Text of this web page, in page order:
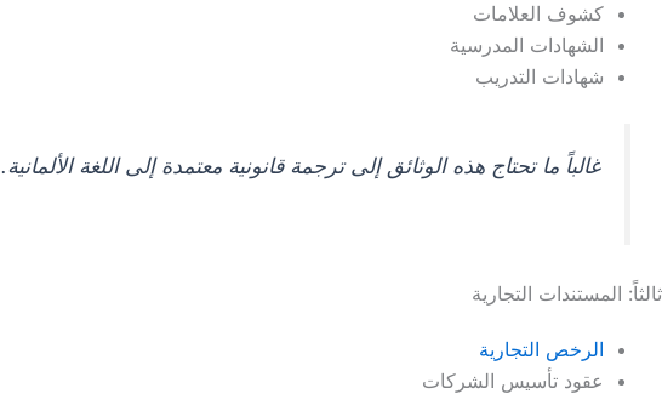
كشوف العلامات
الشهادات المدرسية
شهادات التدريب
غالباً ما تحتاج هذه الوثائق إلى ترجمة قانونية معتمدة إلى اللغة الألمانية.
ثالثاً: المستندات التجارية
الرخص التجارية
عقود تأسيس الشركات